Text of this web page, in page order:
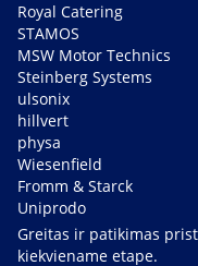
Royal Catering
STAMOS
MSW Motor Technics
Steinberg Systems
ulsonix
hillvert
physa
Wiesenfield
Fromm & Starck
Uniprodo
Greitas ir patikimas
kiekviename etape.